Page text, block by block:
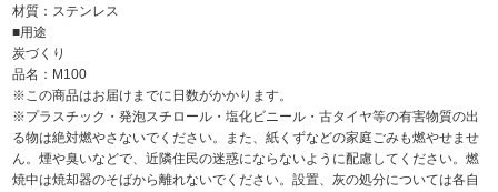
材質：ステンレス
■用途
炭づくり
品名：M100
※この商品はお届けまでに日数がかかります。
※プラスチック・発泡スチロール・塩化ビニール・古タイヤ等の有害物質の出
る物は絶対燃やさないでください。また、紙くずなどの家庭ごみも燃やせませ
ん。煙や臭いなどで、近隣住民の迷惑にならないように配慮してください。燃
焼中は焼却器のそばから離れないでください。設置、灰の処分については各自